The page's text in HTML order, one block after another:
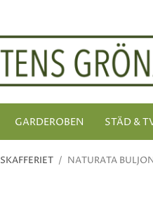
GARDEROBEN STÄD &
SKAFFERIET / NATURATA